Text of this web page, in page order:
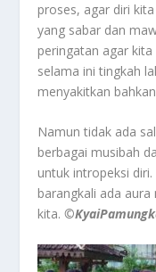
proses, agar diri
yang sabar dan
peringatan agar
selama ini tingkah
menyakitkan
Namun tidak ada
berbagai musibah
untuk intropeksi
barangkali ada
kita.